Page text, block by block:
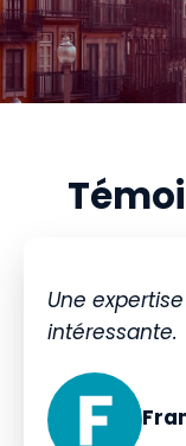
Une
intéressante.